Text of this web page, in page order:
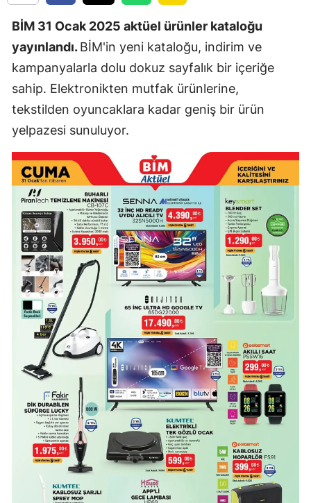
BİM 31 Ocak 2025 aktüel ürünler kataloğu
yayınlandı.BİM'in yeni kataloğu, indirim ve
kampanyalarla dolu dokuz sayfalık bir içeriğe
sahip. Elektronikten mutfak ürünlerine,
tekstilden oyuncaklara kadar geniş bir ürün
yelpazesi sunuluyor.